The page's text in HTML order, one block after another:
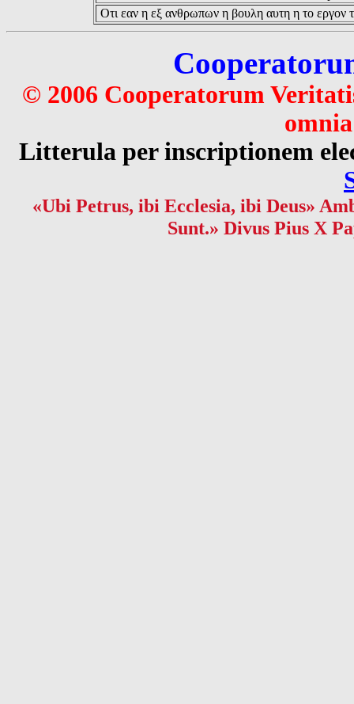
Οτι εαν η εξ ανθρωπων η βουλη αυτη η το εργον
© 2006 Cooperatorum
Litterula per inscriptionem
«Ubi Petrus, ibi Ecclesia, ibi Deus»
Sunt.» Divus Pius X